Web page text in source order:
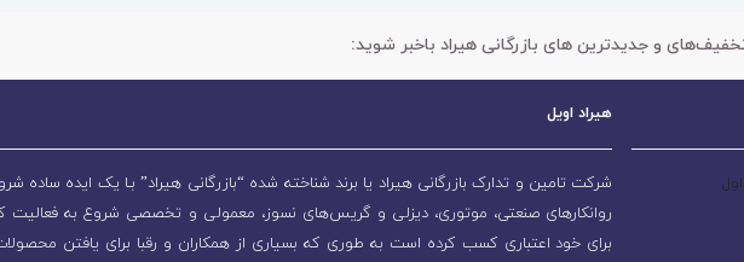
و جدیدترین های بازرگانی هیراد باخبر شوید:
هیراد اویل
شرکت تامین و تدارک بازرگانی هیراد یا برند شناخته شده “بازرگانی هیراد” بـا یک ایده ساده
روانکارهای صنعتی، موتوری، دیزلی و گریس‌های نسوز، معمولی و تخصصی شروع به فعالیت
برای خود اعتباری کسب کرده است به طوری که بسیاری از همکاران و رقبا برای یافتن